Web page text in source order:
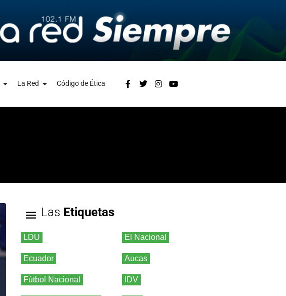
La Red Código de Ética
Las Etiquetas
LDU El Nacional
Ecuador Aucas
Fútbol Nacional IDV